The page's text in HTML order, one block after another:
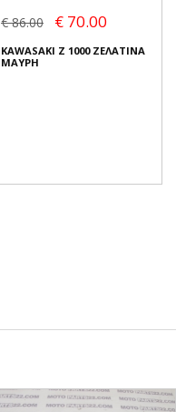
€ 86.00 € 70.00
KAWASAKI Z 1000 ΖΕΛΑΤΙΝΑ
ΜΑΥΡΗ